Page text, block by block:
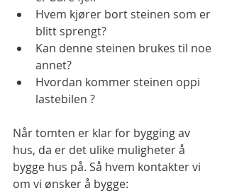
Hvem kjører bort steinen som er
blitt sprengt?
Kan denne steinen brukes til noe
annet?
Hvordan kommer steinen oppi
lastebilen ?
Når tomten er klar for bygging av
hus, da er det ulike muligheter å
bygge hus på. Så hvem kontakter vi
om vi ønsker å bygge: